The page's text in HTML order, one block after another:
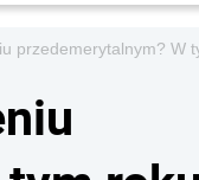
przedemerytalnym? W